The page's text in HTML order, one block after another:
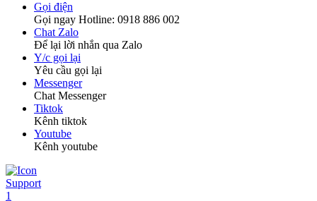
Gọi điện
Gọi ngay Hotline: 0918 886 002
Chat Zalo
Để lại lời nhắn qua Zalo
Y/c gọi lại
Yêu cầu gọi lại
Messenger
Chat Messenger
Tiktok
Kênh tiktok
Youtube
Kênh youtube